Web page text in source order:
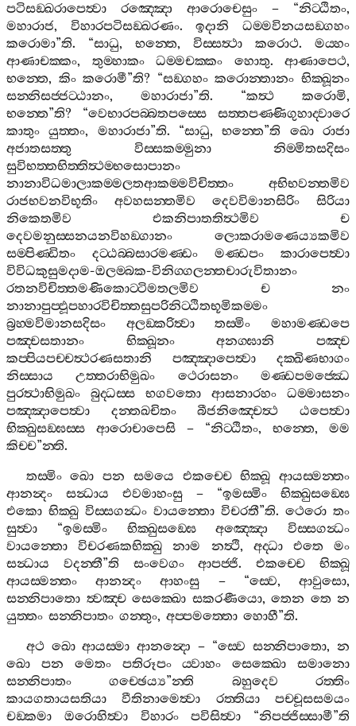
පටිසඞ‍්ඛරාපෙත්‍වා
රඤ‍්ඤො ආරොචෙසුං – “නිට‍්ඨිතං,
මහාරාජ, විහාරපටිසඞ‍්ඛරණං.ඉදානි
ධම‍්මවිනයසඞ‍්ගහං
කරොමා”ති. “සාධු, භන‍්තෙ, විස‍්සත්‍ථා කරොථ. මය‍්හං
ආණාචක‍්කං, තුම‍්හාකං ධම‍්මචක‍්කං හොතු. ආණාපෙථ,
භන‍්තෙ, කිං කරොමී”ති? “සඞ‍්ගහං කරොන‍්තානං භික‍්ඛූනං
සන‍්නිසජ‍්ජට‍්ඨානං, මහාරාජා”ති. “කත්‍ථ කරොමි,
භන‍්තෙ”ති? “වෙභාරපබ‍්බතපස‍්සෙ
සත‍්තපණ‍්ණිගුහාද‍්වාරෙ
කාතුං යුත‍්තං, මහාරාජා”ති. “සාධු,භන‍්තෙ”ති ඛො රාජා
අජාතසත‍්තු
විස‍්සකම‍්මුනා
නිම‍්මිතසදිසං
සුවිභත‍්තභිත‍්තිත්‍ථම‍්භසොපානං
නානාවිධමාලාකම‍්මලතආකම‍්මවිචිත‍්තං
අභිභවන‍්තමිව
රාජභවනවිභූතිං
අවහසන‍්තමිව දෙවවිමානසිරිං
සිරියා
නිකෙතමිව
එකනිපාතතිත්‍ථමිව
ච
දෙවමනුස‍්සනයනවිහඞ‍්ගානං
ලොකරාමණෙය්‍යකමිව
සම‍්පිණ‍්ඩිතං
දට‍්ඨබ‍්බසාරමණ‍්ඩං මණ‍්ඩපං
කාරාපෙත්‍වා
විවිධකුසුමදාම-ඔලම‍්බක-විනිග‍්ගලන‍්තචාරුවිතානං
රතනවිචිත‍්තමණිකොට‍්ටිමතලමිව
ච
නං
නානාපුප‍්ඵූපහාරවිචිත‍්තසුපරිනිට‍්ඨිතභූමිකම‍්මං
බ්‍රහ‍්මවිමානසදිසං
අලඞ‍්කරිත්‍වා තස‍්මිං
මහාමණ‍්ඩපෙ
පඤ‍්චසතානං
භික‍්ඛූනං අනග‍්ඝානි
පඤ‍්ච
කප‍්පියපච‍්චත්‍ථරණසතානි
පඤ‍්ඤාපෙත්‍වා
දක‍්ඛිණභාගං
නිස‍්සාය
උත‍්තරාභිමුඛං ථෙරාසනං
මණ‍්ඩපමජ‍්ඣෙ
පුරත්‍ථාභිමුඛං
බුද‍්ධස‍්ස භගවතො ආසනාරහං
ධම‍්මාසනං
පඤ‍්ඤාපෙත්‍වා
දන‍්තඛචිතං බීජනිඤ‍්චෙත්‍ථ
ඨපෙත්‍වා
භික‍්ඛුසඞ‍්ඝස‍්ස
ආරොචාපෙසි – “නිට‍්ඨිතං, භන‍්තෙ, මම
කිච‍්ච”න‍්ති.
තස‍්මිං ඛො පන සමයෙ එකච‍්චෙ භික‍්ඛූ ආයස‍්මන‍්තං
ආනන්‍දං
සන්‍ධාය එවමාහංසු – “ඉමස‍්මිං
භික‍්ඛුසඞ‍්ඝෙ
එකො භික‍්ඛු විස‍්සගන්‍ධං වායන‍්තො විචරතී”ති. ථෙරො තං
සුත්‍වා “ඉමස‍්මිං භික‍්ඛුසඞ‍්ඝෙ අඤ‍්ඤො
විස‍්සගන්‍ධං
වායන‍්තො
විචරණකභික‍්ඛු නාම නත්‍ථි, අද‍්ධා එතෙ
මං
සන්‍ධාය
වදන‍්තී”ති සංවෙගං ආපජ‍්ජි.එකච‍්චෙ
භික‍්ඛූ
ආයස‍්මන‍්තං
ආනන්‍දං ආහංසු – “ස‍්වෙ,ආවුසො,
සන‍්නිපාතො ත්‍වඤ‍්ච සෙක‍්ඛො සකරණීයො, තෙන තෙ න
යුත‍්තං සන‍්නිපාතං ගන‍්තුං, අප‍්පමත‍්තො හොහී”ති.
අථ ඛො ආයස‍්මා ආනන්‍දො – “ස‍්වෙ සන‍්නිපාතො,න
ඛො
පන මෙතං පතිරූපං ය‍්වාහං සෙක‍්ඛො
සමානො
සන‍්නිපාතං
ගච‍්ඡෙය්‍ය”න‍්ති බහුදෙව
රත‍්තිං
කායගතායසතියා
වීතිනාමෙත්‍වා රත‍්තියා
පච‍්චූසසමයං
චඞ‍්කමා
ඔරොහිත්‍වා විහාරං පවිසිත්‍වා “නිපජ‍්ජිස‍්සාමී”ති